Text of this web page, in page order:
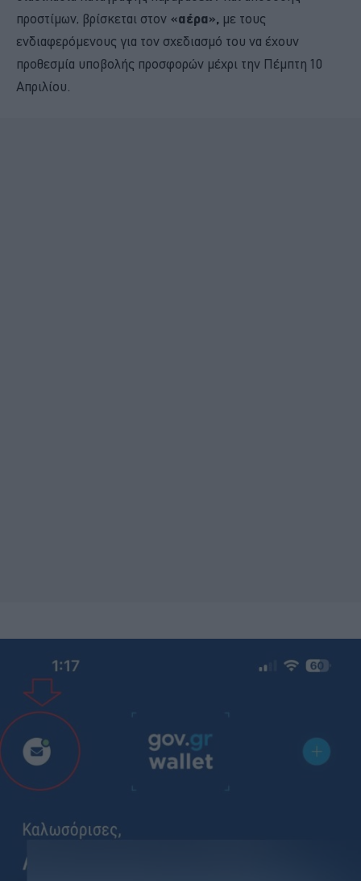
προστίμων, βρίσκεται στον «αέρα», με τους
ενδιαφερόμενους για τον σχεδιασμό του να έχουν
προθεσμία υποβολής προσφορών μέχρι την Πέμπτη 10
Απριλίου.